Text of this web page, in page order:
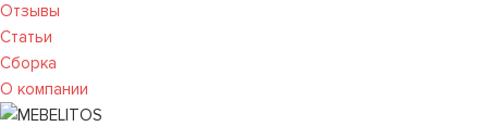
Отзывы
Статьи
Сборка
О компании